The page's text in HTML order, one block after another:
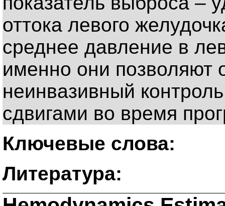
оттока левого
среднее давление в
именно они позволяют
неинвазивный
сдвигами во время
Ключевые слова:
Литература: